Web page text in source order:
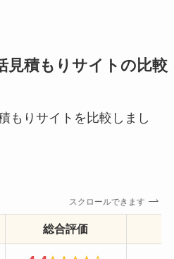
見積もりサイトの比較
もりサイトを比較しまし
スクロールできます
総合評価